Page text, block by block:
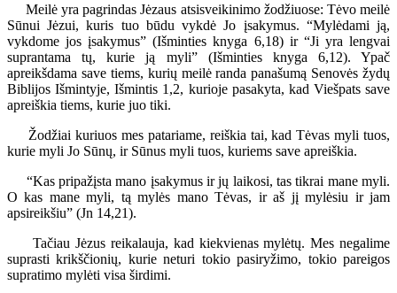
Meilė yra pagrindas Jėzaus atsisveikinimo žodžiuose: Tėvo meilė
Sūnui Jėzui, kuris tuo būdu vykdė Jo įsakymus. “Mylėdami ją,
vykdome jos įsakymus” (Išminties knyga 6,18) ir “Ji yra lengvai
suprantama tų, kurie ją myli” (Išminties knyga 6,12). Ypač
apreikšdama save tiems, kurių meilė randa panašumą Senovės žydų
Biblijos Išmintyje, Išmintis 1,2, kurioje pasakyta, kad Viešpats save
apreiškia tiems, kurie juo tiki.
Žodžiai kuriuos mes patariame, reiškia tai, kad Tėvas myli tuos,
kurie myli Jo Sūnų, ir Sūnus myli tuos, kuriems save apreiškia.
“Kas pripažįsta mano įsakymus ir jų laikosi, tas tikrai mane myli.
O kas mane myli, tą mylės mano Tėvas, ir aš jį mylėsiu ir jam
apsireikšiu” (Jn 14,21).
Tačiau Jėzus reikalauja, kad kiekvienas mylėtų. Mes negalime
suprasti krikščionių, kurie neturi tokio pasiryžimo, tokio pareigos
supratimo mylėti visa širdimi.